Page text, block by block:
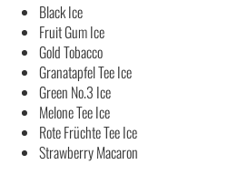
Black Ice
Fruit Gum Ice
Gold Tobacco
Granatapfel Tee Ice
Green No.3 Ice
Melone Tee Ice
Rote Früchte Tee Ice
Strawberry Macaron